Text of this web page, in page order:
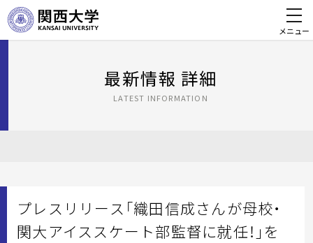
メニュー
最新情報 詳細
LATEST INFORMATION
プレスリリース「織田信成さんが母校・
関大アイススケート部監督に就任！」を